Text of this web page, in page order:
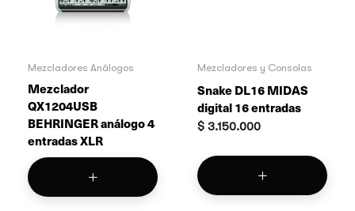
Mezcladores Análogos
Mezclador
QX1204USB
BEHRINGER análogo 4
entradas XLR
Mezcladores y Consolas
Snake DL16 MIDAS
digital 16 entradas
$ 3.150.000